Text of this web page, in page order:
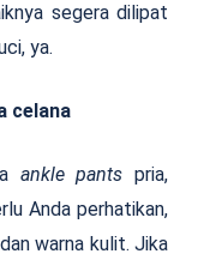
segera dilipat
ya.
celana
ankle pantspria,
Anda perhatikan,
warna kulit. Jika